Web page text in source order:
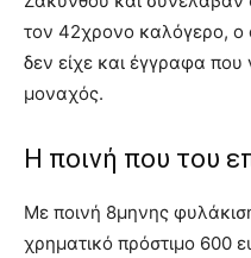
τον 42χρονο καλόγερο, ο
δεν είχε και έγγραφα που
μοναχός.
Η ποινή που του
Με ποινή 8μηνης
χρηματικό πρόστιμο 600